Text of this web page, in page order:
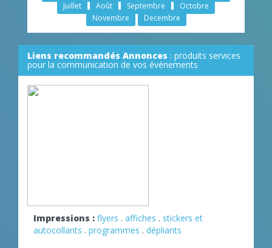
Juillet
Août Septembre
Octobre
Novembre
Decembre
Liens recommandés Annonces : produits services
pour la communication de vos événements
Impressions : flyers . affiches . stickers et
autocollants . programmes . dépliants